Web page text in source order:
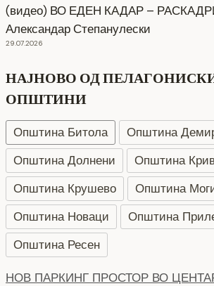
(видео) ВО ЕДЕН КАДАР –
Александар Степанулески
29.07.2026
НАЈНОВО ОД
ОПШТИНИ
Општина Битола
Општина
Општина Долнени
Општина
Општина Крушево
Општина
Општина Новаци
Општина
Општина Ресен
СЕ АСФАЛТИРА УЛИЦАТА „КОЗАРА“